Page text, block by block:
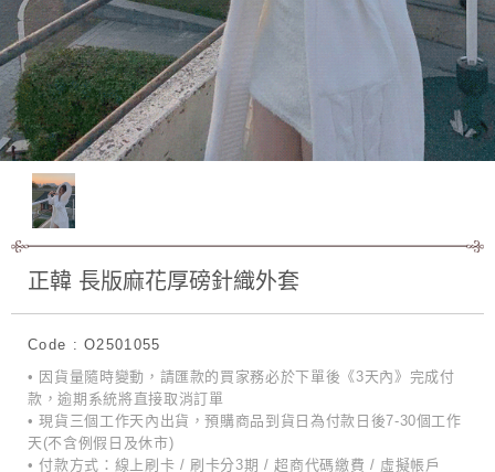
正韓 長版麻花厚磅針織外套
Code : O2501055
• 因貨量隨時變動，請匯款的買家務必於下單後《3天內》完成付
款，逾期系統將直接取消訂單
• 現貨三個工作天內出貨，預購商品到貨日為付款日後7-30個工作
天(不含例假日及休市)
• 付款方式：線上刷卡 / 刷卡分3期 / 超商代碼繳費 / 虛擬帳戶